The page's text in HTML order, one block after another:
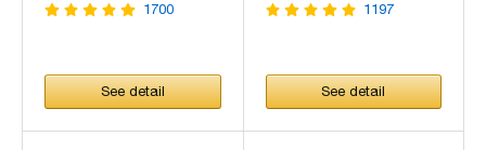
1700
See detail
1197
See detail